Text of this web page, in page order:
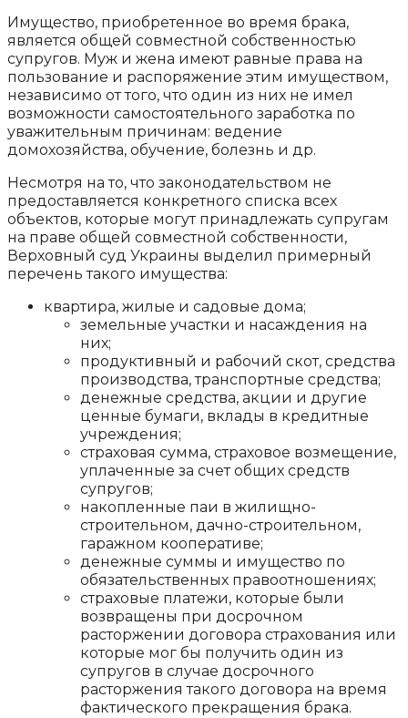
Имущество, приобретенное во время брака,
является общей совместной собственностью
супругов. Муж и жена имеют равные права на
пользование и распоряжение этим имуществом,
независимо от того, что один из них не имел
возможности самостоятельного заработка по
уважительным причинам: ведение
домохозяйства, обучение, болезнь и др.
Несмотря на то, что законодательством не
предоставляется конкретного списка всех
объектов, которые могут принадлежать супругам
на праве общей совместной собственности,
Верховный суд Украины выделил примерный
перечень такого имущества:
квартира, жилые и садовые дома;
земельные участки и насаждения на
них;
продуктивный и рабочий скот, средства
производства, транспортные средства;
денежные средства, акции и другие
ценные бумаги, вклады в кредитные
учреждения;
страховая сумма, страховое возмещение,
уплаченные за счет общих средств
супругов;
накопленные паи в жилищно-
строительном, дачно-строительном,
гаражном кооперативе;
денежные суммы и имущество по
обязательственных правоотношениях;
страховые платежи, которые были
возвращены при досрочном
расторжении договора страхования или
которые мог бы получить один из
супругов в случае досрочного
расторжения такого договора на время
фактического прекращения брака.